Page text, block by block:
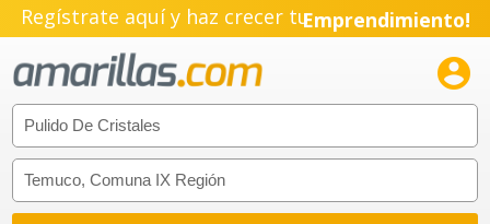
Regístrate aquí y haz crecer tuEmprendimiento!
